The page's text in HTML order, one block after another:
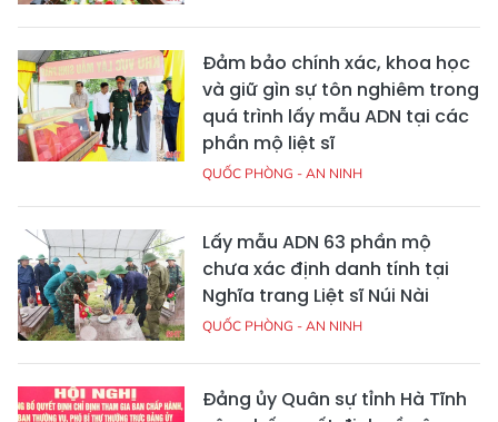
Đảm bảo chính xác, khoa học
và giữ gìn sự tôn nghiêm trong
quá trình lấy mẫu ADN tại các
phần mộ liệt sĩ
QUỐC PHÒNG - AN NINH
Lấy mẫu ADN 63 phần mộ
chưa xác định danh tính tại
Nghĩa trang Liệt sĩ Núi Nài
QUỐC PHÒNG - AN NINH
Đảng ủy Quân sự tỉnh Hà Tĩnh